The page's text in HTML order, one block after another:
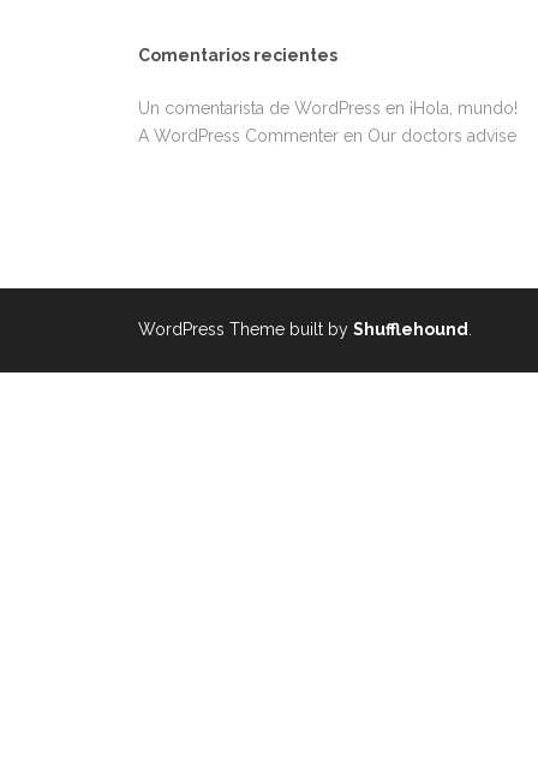
Comentarios recientes
Un comentarista de WordPress en ¡Hola, mundo!
A WordPress Commenter en Our doctors advise
WordPress Theme built by Shufflehound